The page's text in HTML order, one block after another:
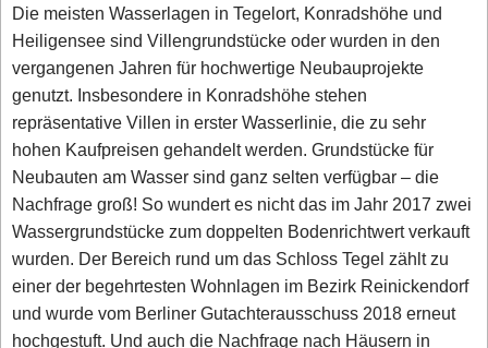
Die meisten Wasserlagen in Tegelort, Konradshöhe und
Heiligensee sind Villengrundstücke oder wurden in den
vergangenen Jahren für hochwertige Neubauprojekte
genutzt. Insbesondere in Konradshöhe stehen
repräsentative Villen in erster Wasserlinie, die zu sehr
hohen Kaufpreisen gehandelt werden. Grundstücke für
Neubauten am Wasser sind ganz selten verfügbar – die
Nachfrage groß! So wundert es nicht das im Jahr 2017 zwei
Wassergrundstücke zum doppelten Bodenrichtwert verkauft
wurden. Der Bereich rund um das Schloss Tegel zählt zu
einer der begehrtesten Wohnlagen im Bezirk Reinickendorf
und wurde vom Berliner Gutachterausschuss 2018 erneut
hochgestuft. Und auch die Nachfrage nach Häusern in